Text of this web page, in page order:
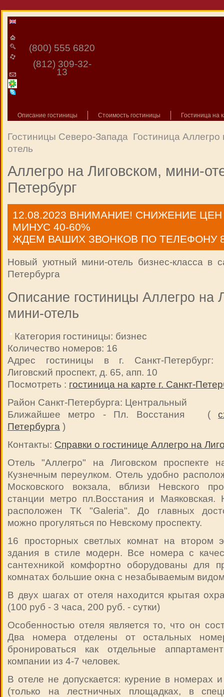
(800) 555 6820
(812) 309-32-
13
Описание гостиницы Стоимость гостиницы Гостиница на
Гостиницы Северо-Запада Гостиница
отель
Аллегро на Лиговском, мини-
Петербург
12.08.2023 ВНИМАНИЕ! СНИЖЕНИЕ
МИНУС 40-60%
ЖДЕМ ВАШИХ ЗВОНКОВ ПО ТЕЛЕФОНУ 8
Новый уютный мини-отель бизнес-класса в
Петербурга
Описание гостиницы Аллегро на
мини-отель
Категория гостиницы: бизнес
Количество номеров: 16
Адрес гостиницы в г. Санкт-Петербург:
Лиговский проспект, д. 65, апп. 10
Посмотреть : гостиница на карте г. Санкт-
Район Санкт-Петербурга: Центральный
Ближайшее метро - Пл. Восстания (
Петербурга )
Контакты: Справки о гостинице Аллегро на
Отель "Аллегро" на Лиговском проспекте
Кузнечным переулком. Отель удобно
Московского вокзала, вблизи Невского
станции метро пл.Восстания и Маяковская.
расположен ТК "Galeria". До главных
можно прогуляться по Невскому проспекту.
16 просторных светлых комнат на втором
здания в стиле модерн. Все номера с
сантехникой комфортно оборудованы для
комнатах большие окна с незабываемым
В двух шагах от отеля находится крытая
(100 руб - 3 часа, 200 руб. - сутки)
Особенностью отеля является то, что он
Два номера отделены от остальных
бронироваться как отдельные
компании из 4-7 человек.
В отеле не допускается: курение в номерах
(только на лестничных площадках, в